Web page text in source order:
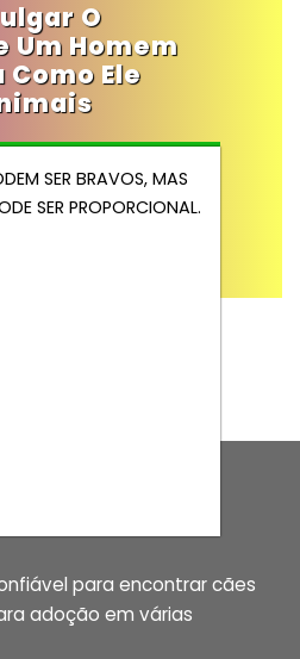
O
Um Homem
Como Ele
SER BRAVOS, MAS
SER PROPORCIONAL.
para encontrar cães
adoção em várias